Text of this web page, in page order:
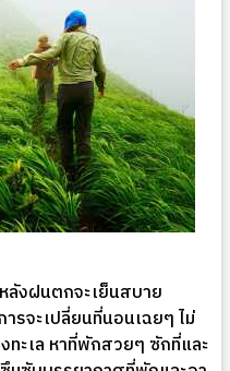
งฝนตกจะเย็นสบาย
รจะเปลี่ยนที่นอนเฉยๆ ไม่
ทะเล หาที่พักสวยๆ ซักที่และ